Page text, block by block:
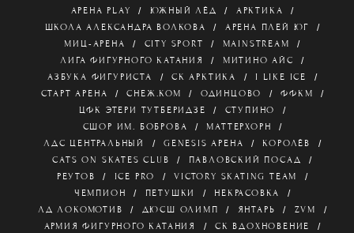
АРЕНА PLAY
ЮЖНЫЙ ЛЁД
АРКТИКА
ШКОЛА АЛЕКСАНДРА ВОЛКОВА
АРЕНА ПЛЕЙ ЮГ
МИЦ-АРЕНА
CITY SPORT
MAINSTREAM
ЛИГА ФИГУРНОГО КАТАНИЯ
МИТИНО АЙС
АЗБУКА ФИГУРИСТА
СК АРКТИКА
I LIKE ICE
СТАРТ АРЕНА
СНЕЖ.КОМ ОДИНЦОВО
ФФКМ
ЦФК ЭТЕРИ ТУТБЕРИДЗЕ
СТУПИНО
СШОР ИМ. БОБРОВА
МАТТЕРХОРН
ЛДС ЦЕНТРАЛЬНЫЙ
GENESIS АРЕНА
КОРОЛЁВ
CATS ON SKATES CLUB
ПАВЛОВСКИЙ ПОСАД
РЕУТОВ
ICE PRO
VICTORY SKATING TEAM
ЧЕМПИОН
ПЕТУШКИ
НЕКРАСОВКА
ЛД ЛОКОМОТИВ
ДЮСШ ОЛИМП ЯНТАРЬ
ZVM
АРМИЯ ФИГУРНОГО КАТАНИЯ
СК ВДОХНОВЕНИЕ